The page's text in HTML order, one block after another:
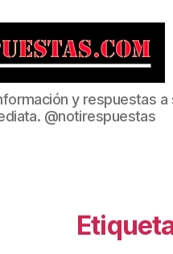
y respuestas
@notirespuestas